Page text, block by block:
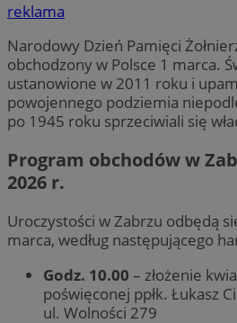
reklama
Narodowy Dzień Pamięci
obchodzony w Polsce 1 marca.
ustanowione w 2011 roku i
powojennego podziemia
po 1945 roku sprzeciwiali się
Program obchodów w
2026 r.
Uroczystości w Zabrzu odbędą
marca, według następującego
Godz. 10.00 – złożenie
poświęconej ppłk. Łukasz
ul. Wolności 279